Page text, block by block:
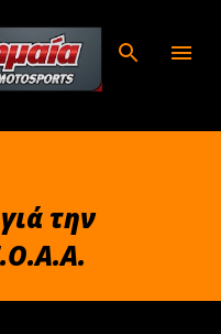
την